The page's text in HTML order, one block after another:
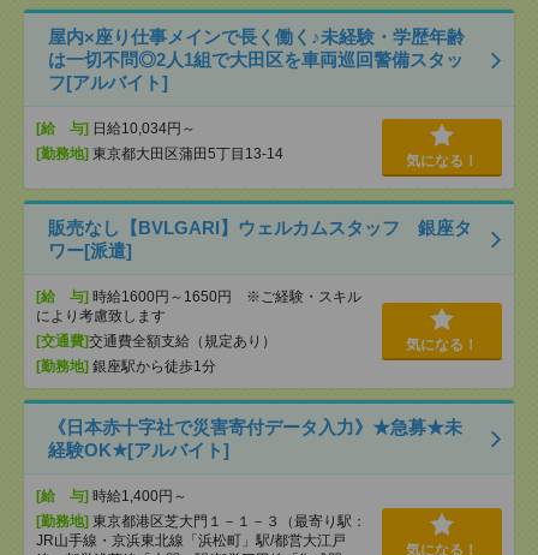
屋内×座り仕事メインで長く働く♪未経験・学歴年齢
は一切不問◎2人1組で大田区を車両巡回警備スタッ
フ[アルバイト]
[給 与] 日給10,034円～
[勤務地] 東京都大田区蒲田5丁目13-14 気になる！
販売なし【BVLGARI】ウェルカムスタッフ 銀座タ
ワー[派遣]
[給 与] 時給1600円～1650円 ※ご経験・スキル
により考慮致します
[交通費]交通費全額支給（規定あり）
[勤務地] 銀座駅から徒歩1分
気になる！
《日本赤十字社で災害寄付データ入力》★急募★未
経験OK★[アルバイト]
[給 与] 時給1,400円～
[勤務地] 東京都港区芝大門１－１－３（最寄り駅：
JR山手線・京浜東北線「浜松町」駅/都営大江戸
気になる！